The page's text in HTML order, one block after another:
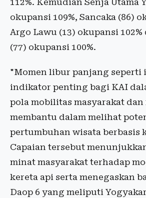
112%. Kemudian Senja Utama
okupansi 109%, Sancaka (86)
Argo Lawu (13) okupansi
(77) okupansi 100%.
"Momen libur panjang seperti
indikator penting bagi KAI
pola mobilitas masyarakat
membantu dalam melihat
pertumbuhan wisata berbasis
Capaian tersebut
minat masyarakat terhadap
kereta api serta menegaskan
Daop 6 yang meliputi